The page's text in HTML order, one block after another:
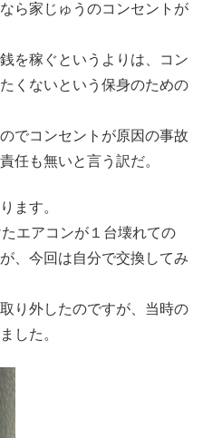
ら家じゅうのコンセントが
を稼ぐというよりは、コン
くないという保身のための
でコンセントが原因の事故
任も無いと言う訳だ。
ます。
エアコンが１台壊れての
、今回は自分で交換してみ
り外したのですが、当時の
した。